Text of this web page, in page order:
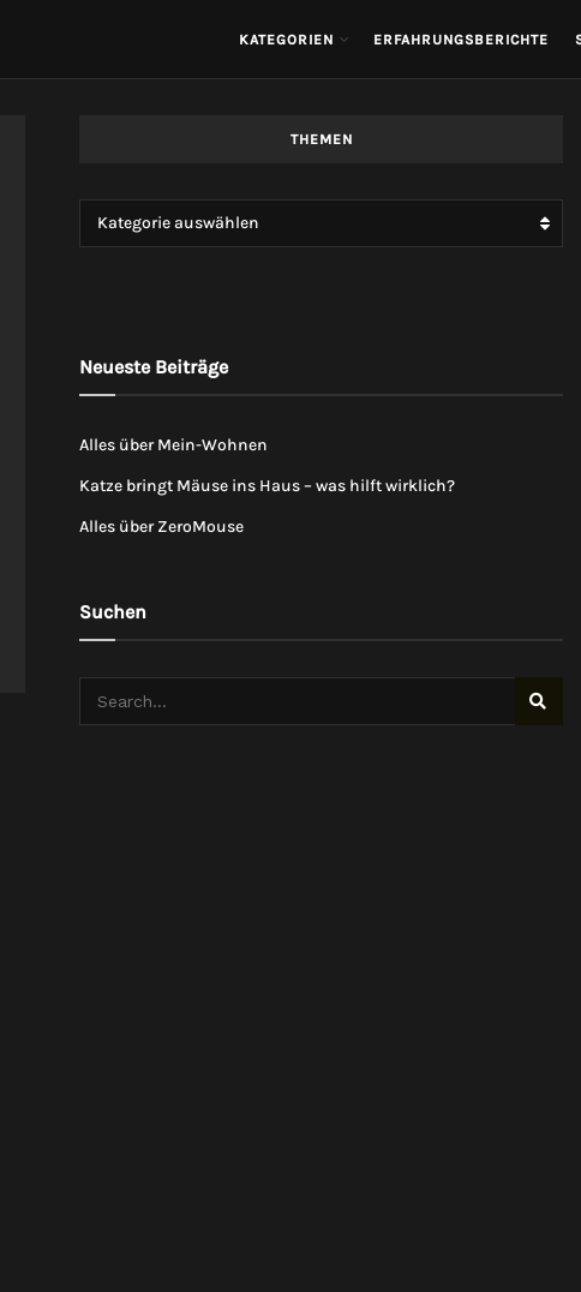
KATEGORIEN ERFAHRUNGSBERICHTE
THEMEN
Kategorie auswählen
Neueste Beiträge
Alles über Mein-Wohnen
Katze bringt Mäuse ins Haus – was hilft wirklich?
Alles über ZeroMouse
Suchen